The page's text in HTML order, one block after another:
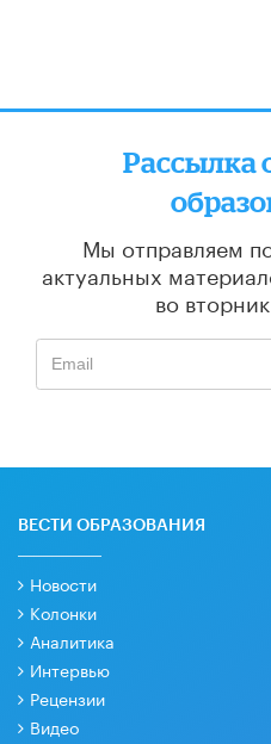
Рассылка
Мы отправляем
актуальных
во
ВЕСТИ ОБРАЗОВАНИЯ
Новости
Колонки
Аналитика
Интервью
Рецензии
Видео